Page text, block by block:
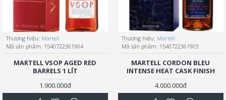
Thương hiệu: Martell
Mã sản phẩm: 1540722361904
MARTELL VSOP AGED RED
BARRELS 1 LÍT
1.900.000đ
Thương hiệu: Martell
Mã sản phẩm: 1540722361903
MARTELL CORDON BLEU
INTENSE HEAT CASK FINISH
4.000.000đ